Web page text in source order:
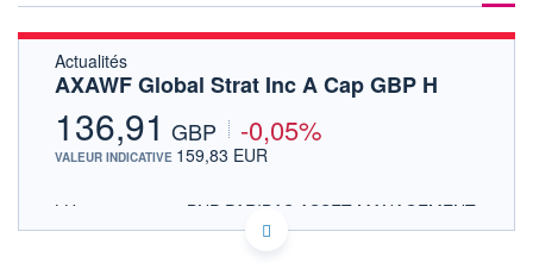
Actualités
AXAWF Global Strat Inc A Cap GBP H
136,91 GBP -0,05%
VALEUR INDICATIVE 159,83 EUR
LU0746604957 - BNP PARIBAS ASSET MANAGEMENT
Europe